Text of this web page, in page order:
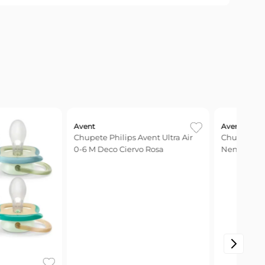
Chupete Avent Soft Premium
Nena 6-18 Meses x 1 Unid